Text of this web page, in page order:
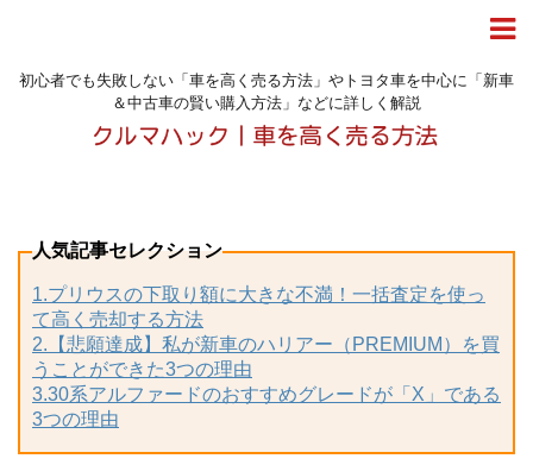
初心者でも失敗しない「車を高く売る方法」やトヨタ車を中心に「新車
＆中古車の賢い購入方法」などに詳しく解説
人気記事セレクション
1.プリウスの下取り額に大きな不満！一括査定を使っ
て高く売却する方法
2.【悲願達成】私が新車のハリアー（PREMIUM）を買
うことができた3つの理由
3.30系アルファードのおすすめグレードが「X」である
3つの理由